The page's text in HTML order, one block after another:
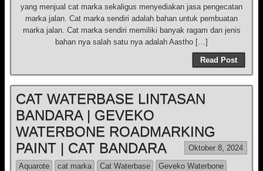
yang menjual cat marka sekaligus menyediakan jasa pengecatan
marka jalan. Cat marka sendiri adalah bahan untuk pembuatan
marka jalan. Cat marka sendiri memiliki banyak ragam dan jenis
bahan nya salah satu nya adalah Aastho […]
Read Post
CAT WATERBASE LINTASAN
BANDARA | GEVEKO
WATERBONE ROADMARKING
PAINT | CAT BANDARA
Oktober 8, 2024
Aquarote cat marka Cat Waterbase
Geveko Waterbone